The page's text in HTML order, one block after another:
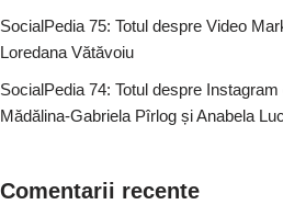
SocialPedia 75: Totul despre Video
Loredana Vătăvoiu
SocialPedia 74: Totul despre
Mădălina-Gabriela Pîrlog și Anabela
Comentarii recente